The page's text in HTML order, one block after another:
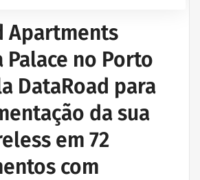
Apartments
Palace no Porto
DataRoad para
da sua
em 72
com